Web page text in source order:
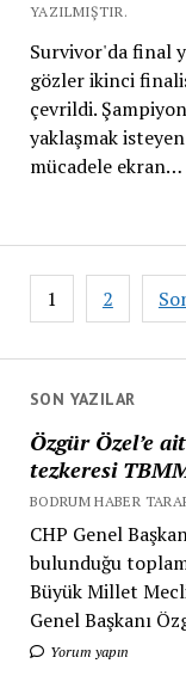
SON YAZILAR
Özgür Özel’e
tezkeresi
BODRUM HABER
CHP Genel
bulunduğu
Büyük Millet
Genel Başkanı
Yorum yapın
YAZILMIŞTIR.
Survivor'da final
gözler ikinci
çevrildi.
yaklaşmak
mücadele ekran…
Yazı
sayfalaması
1 2